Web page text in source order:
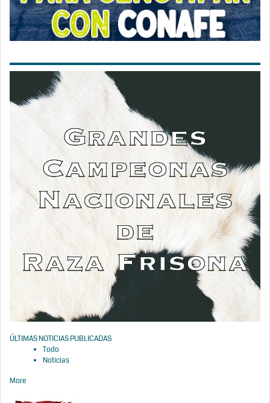
ÚLTIMAS NOTICIAS PUBLICADAS
Todo
Noticias
More